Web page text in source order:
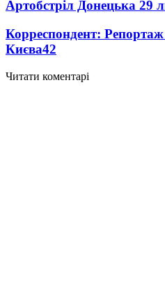
Артобстріл Донецька 29
Корреспондент:
Києва42
Читати коментарі